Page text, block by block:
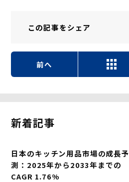
この記事をシェア
前へ
新着記事
日本のキッチン用品市場の成長予
測：2025年から2033年までの
CAGR 1.76%